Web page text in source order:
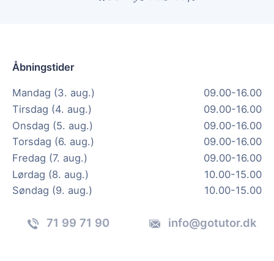
Åbningstider
Mandag (3. aug.)
09.00-16.00
Tirsdag (4. aug.)
09.00-16.00
Onsdag (5. aug.)
09.00-16.00
Torsdag (6. aug.)
09.00-16.00
Fredag (7. aug.)
09.00-16.00
Lørdag (8. aug.)
10.00-15.00
Søndag (9. aug.)
10.00-15.00
71 99 71 90 info@gotutor.dk